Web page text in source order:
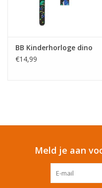
BB Kinderhorloge dino
€14,99
Meld je aan